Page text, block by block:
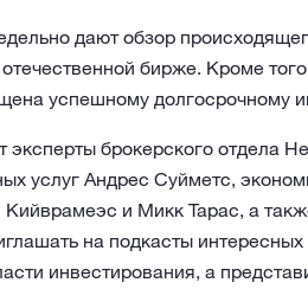
дают обзор
бирже. Кроме
успешному долгосрочному
эксперты брокерского отдела
услуг Андрес Суйметс,
и Микк Тарас, а
на подкасты
инвестирования, а